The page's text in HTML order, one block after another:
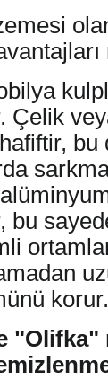
Çelik
bu
bu
korur.
"Olifka"